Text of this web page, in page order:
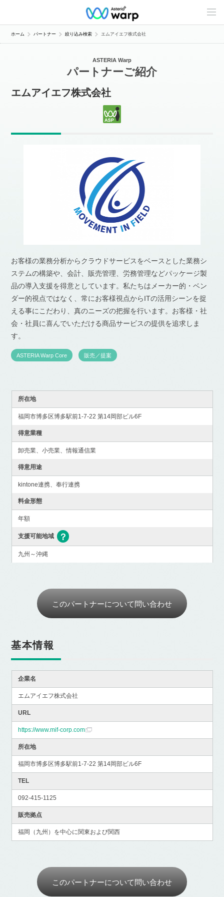
C
n
e
ホーム パートナー 絞り込み検索 エムアイエフ株式会社
ASTERIA Warp
パートナーご紹介
エムアイエフ株式会社
お客様の業務分析からクラウドサービスをベースとした業務シ
ステムの構築や、会計、販売管理、労務管理などパッケージ製
品の導入支援を得意としています。私たちはメーカー的・ベン
ダー的視点ではなく、常にお客様視点からITの活用シーンを捉
える事にこだわり、真のニーズの把握を行います。お客様・社
会・社員に喜んでいただける商品サービスの提供を追求しま
す。
ASTERIA Warp Core 販売／提案
所在地
福岡市博多区博多駅前1-7-22 第14岡部ビル6F
得意業種
卸売業、小売業、情報通信業
得意用途
kintone連携、奉行連携
料金形態
年額
支援可能地域
九州～沖縄
このパートナーについて問い合わせ
基本情報
企業名
エムアイエフ株式会社
URL
https://www.mif-corp.com
所在地
福岡市博多区博多駅前1-7-22 第14岡部ビル6F
TEL
092-415-1125
販売拠点
福岡（九州）を中心に関東および関西
このパートナーについて問い合わせ